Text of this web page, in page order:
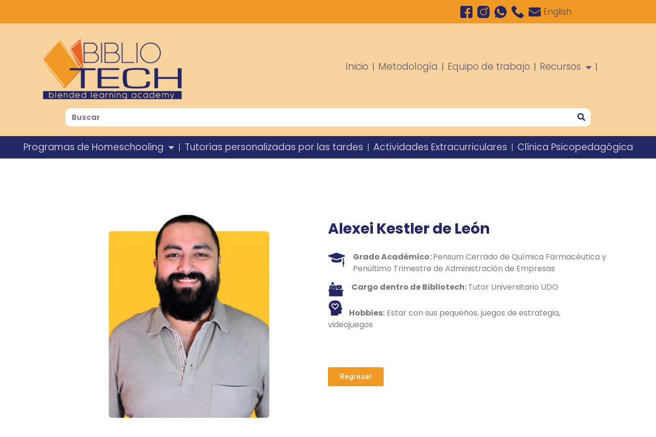
English
Inicio Metodología Equipo de trabajo Recursos
Programas de Homeschooling Tutorías personalizadas por las tardes Actividades Extracurriculares Clínica Psicopedagógica
Alexei Kestler de León
Grado Académico:Pensum Cerrado de Química Farmacéutica y
Penúltimo Trimestre de Administración de Empresas
Cargo dentro de Bibliotech:Tutor Universitario UDO
Hobbies: Estar con sus pequeños, juegos de estrategia,
videojuegos
Regresar